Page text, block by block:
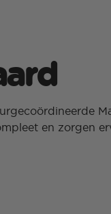
en zorgen